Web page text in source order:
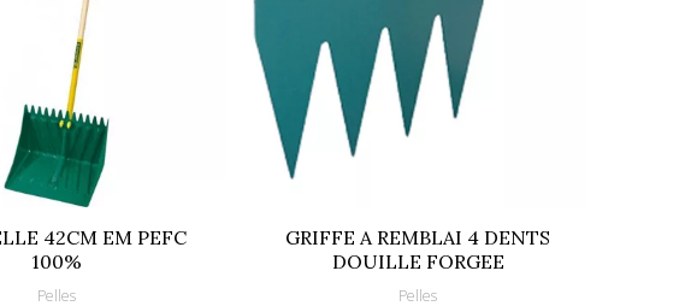
42CM EM PEFC
100%
Pelles
GRIFFE A REMBLAI 4 DENTS
DOUILLE FORGEE
Pelles